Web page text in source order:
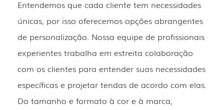
Entendemos que cada cliente tem necessidades
únicas, por isso oferecemos opções abrangentes
de personalização. Nossa equipe de profissionais
experientes trabalha em estreita colaboração
com os clientes para entender suas necessidades
específicas e projetar tendas de acordo com elas.
Do tamanho e formato à cor e à marca,